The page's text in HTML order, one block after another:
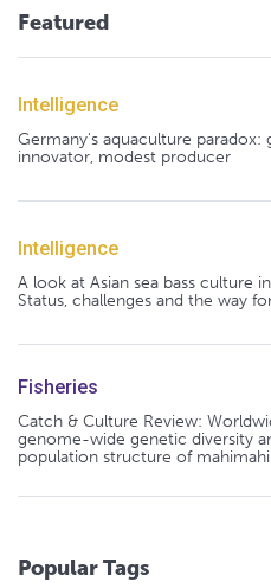
Featured
Intelligence
Germany's aquaculture paradox:
innovator, modest producer
Intelligence
A look at Asian sea bass culture
Status, challenges and the way
Fisheries
Catch & Culture Review:
genome-wide genetic diversity
population structure of mahimahi
Popular Tags